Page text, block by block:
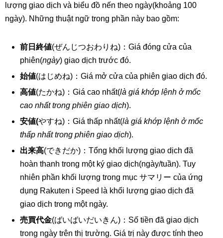
lượng giao dịch và biểu đồ nến theo ngày(khoảng 100
ngày). Những thuật ngữ trong phần này bao gồm:
前日終値(ぜんじつおわりね)：Giá đóng cửa của
phiên(ngày) giao dịch trước đó.
始値(はじめね)：Giá mở cửa của phiên giao dịch đó.
高値(たかね)：Giá cao nhất(là giá khớp lệnh ở mốc
cao nhất trong phiên giao dịch).
安値(やすね)：Giá thấp nhất(là giá khớp lệnh ở mốc
thấp nhất trong phiên giao dịch).
出来高(できだか)：Tổng khối lượng giao dịch đã
hoàn thanh trong một ký giao dịch(ngày/tuần). Tuy
nhiên phần khối lượng trong mục サマリー của ứng
dụng Rakuten i Speed là khối lượng giao dịch đã
giao dịch trong một ngày.
売買代金(ばいばいだいきん)：Số tiền đã giao dịch
trong ngày trên thị trường. Giá trị này được tính theo